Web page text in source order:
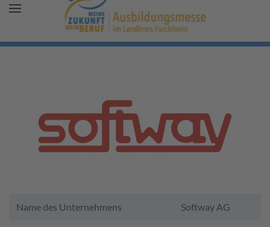
Name des Unternehmens Softway AG